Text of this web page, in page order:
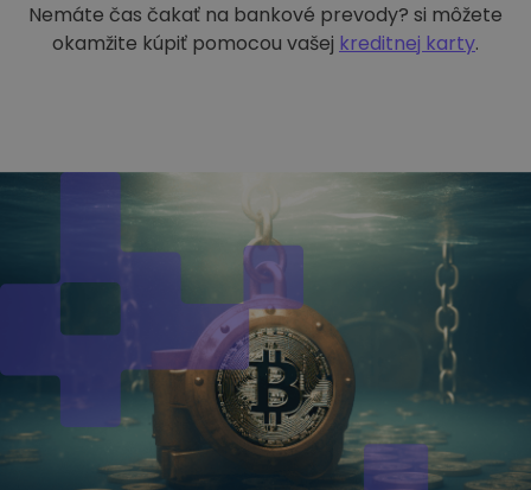
Nemáte čas čakať na bankové prevody? si môžete
okamžite kúpiť pomocou vašej kreditnej karty.